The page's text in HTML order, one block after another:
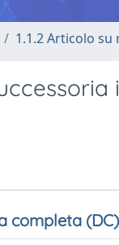
1.1.2 Articolo su
completa (DC)